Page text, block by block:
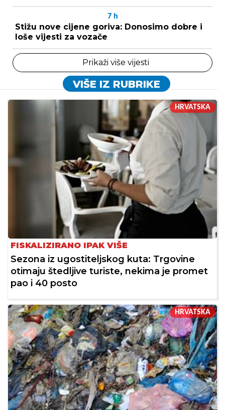
7 h
Stižu nove cijene goriva: Donosimo dobre i
loše vijesti za vozače
Prikaži više vijesti
VIŠE IZ RUBRIKE
HRVATSKA
FISKALIZIRANO IPAK VIŠE
Sezona iz ugostiteljskog kuta: Trgovine
otimaju štedljive turiste, nekima je promet
pao i 40 posto
HRVATSKA